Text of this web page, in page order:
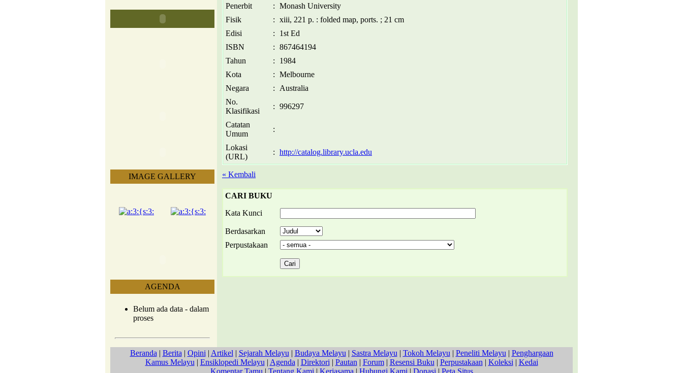
IMAGE GALLERY
AGENDA
Belum ada data - dalam
proses
Penerbit
: Monash University
Fisik
: xiii, 221 p. : folded map, ports. ; 21 cm
Edisi
:
1st Ed
ISBN
: 867464194
Tahun
:
1984
Kota
: Melbourne
Negara
:
Australia
No.
Klasifikasi
: 996297
Catatan
Umum
:
Lokasi
(URL)
: http://catalog.library.ucla.edu
« Kembali
CARI BUKU
Kata Kunci
Berdasarkan
Perpustakaan
Beranda | Berita | Opini | Artikel | Sejarah Melayu | Budaya Melayu | Sastra Melayu | Tokoh Melayu | Peneliti Melayu | Penghargaan
Kamus Melayu | Ensiklopedi Melayu | Agenda | Direktori | Pautan | Forum| Resensi Buku | Perpustakaan | Koleksi | Kedai
Komentar Tamu | Tentang Kami | Kerjasama | Hubungi Kami | Donasi | Peta Situs